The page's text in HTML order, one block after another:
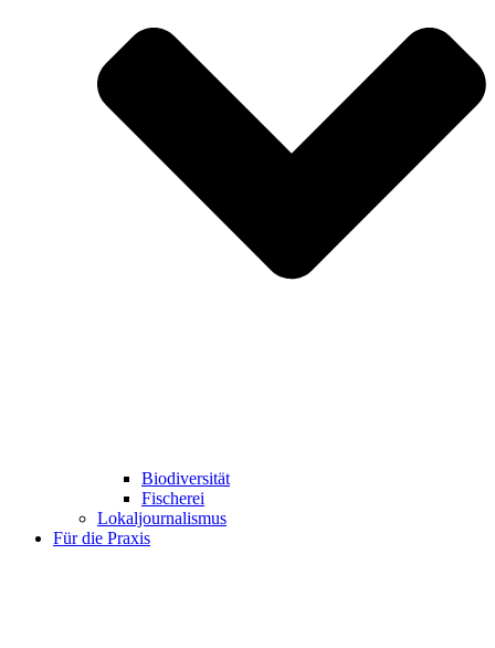
Biodiversität
Fischerei
Lokaljournalismus
Für die Praxis